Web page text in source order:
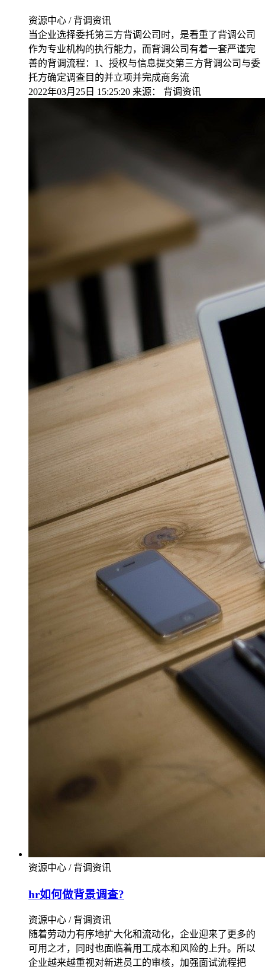
资源中心 / 背调资讯
当企业选择委托第三方背调公司时，是看重了背调公司
作为专业机构的执行能力，而背调公司有着一套严谨完
善的背调流程：1、授权与信息提交第三方背调公司与委
托方确定调查目的并立项并完成商务流
2022年03月25日 15:25:20 来源： 背调资讯
资源中心 / 背调资讯
hr如何做背景调查?
资源中心 / 背调资讯
随着劳动力有序地扩大化和流动化，企业迎来了更多的
可用之才，同时也面临着用工成本和风险的上升。所以
企业越来越重视对新进员工的审核，加强面试流程把